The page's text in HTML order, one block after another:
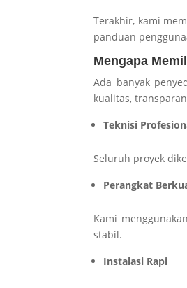
Terakhir, kami
panduan
Mengapa
Ada banyak
kualitas,
Teknisi
Seluruh proyek
Perangkat
Kami
stabil.
Instalasi Rapi